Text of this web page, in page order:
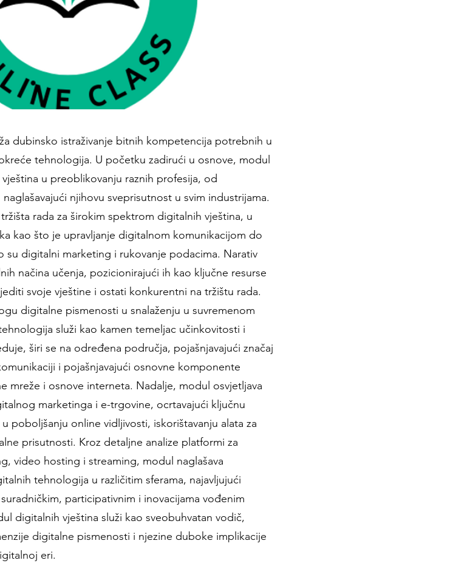
dubinsko istraživanje bitnih kompetencija potrebnih u
tehnologija. U početku zadirući u osnove, modul
u preoblikovanju raznih profesija, od
njihovu sveprisutnost u svim industrijama.
rada za širokim spektrom digitalnih vještina, u
kao što je upravljanje digitalnom komunikacijom do
su digitalni marketing i rukovanje podacima. Narativ
načina učenja, pozicionirajući ih kao ključne resurse
svoje vještine i ostati konkurentni na tržištu rada.
digitalne pismenosti u snalaženju u suvremenom
služi kao kamen temeljac učinkovitosti i
širi se na određena područja, pojašnjavajući značaj
i pojašnjavajući osnovne komponente
mreže i osnove interneta. Nadalje, modul osvjetljava
marketinga i e-trgovine, ocrtavajući ključnu
poboljšanju online vidljivosti, iskorištavanju alata za
prisutnosti. Kroz detaljne analize platformi za
video hosting i streaming, modul naglašava
tehnologija u različitim sferama, najavljujući
participativnim i inovacijama vođenim
digitalnih vještina služi kao sveobuhvatan vodič,
digitalne pismenosti i njezine duboke implikacije
eri.